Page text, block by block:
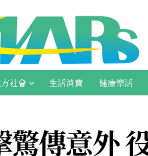
社會 生活消費 健康樂活
驚傳意外